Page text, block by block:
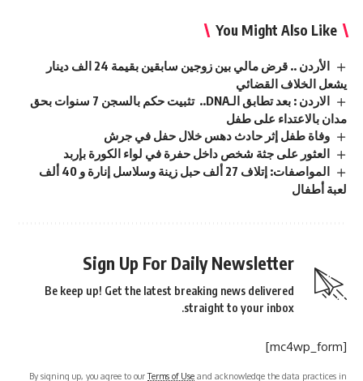
You Might Also Like
الأردن .. قرض مالي بين زوجين سابقين بقيمة 24 الف دينار
يشعل الخلاف القضائي
الاردن : بعد تطابق الـDNA.. تثبيت حكم بالسجن 7 سنوات بحق
مدان بالاعتداء على طفل
وفاة طفل إثر حادث دهس خلال حفل في جرش
العثور على جثة شخص داخل حفرة في لواء الكورة بإربد
المواصفات: إتلاف 27 ألف حبل زينة وسلاسل إنارة و 40 ألف
لعبة أطفال
Sign Up For Daily Newsletter
Be keep up! Get the latest breaking news delivered
straight to your inbox.
[mc4wp_form]
By signing up, you agree to ourTerms of Use and acknowledge the data practices in